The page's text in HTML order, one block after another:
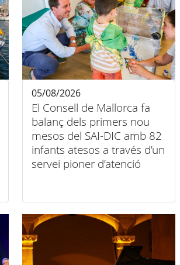
El Consell de Mallorca fa
balanç dels primers nou
mesos del SAI-DIC amb 82
infants atesos a través d’un
servei pioner d’atenció
05/08/2026